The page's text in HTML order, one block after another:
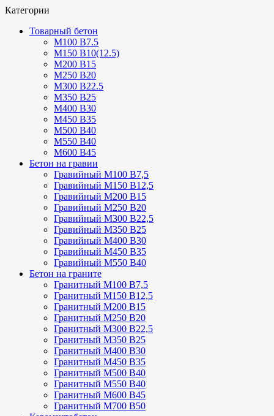
Категории
Товарный бетон
М100 В7.5
М150 В10(12.5)
М200 В15
М250 В20
М300 В22.5
М350 В25
М400 В30
М450 В35
М500 В40
М550 В40
М600 В45
Бетон на гравии
Гравийный М100 В7,5
Гравийный М150 В12,5
Гравийный М200 В15
Гравийный М250 В20
Гравийный М300 В22,5
Гравийный М350 В25
Гравийный М400 В30
Гравийный М450 В35
Гравийный М550 В40
Бетон на граните
Гранитный М100 В7,5
Гранитный М150 В12,5
Гранитный М200 В15
Гранитный М250 В20
Гранитный М300 В22,5
Гранитный М350 В25
Гранитный М400 В30
Гранитный М450 В35
Гранитный М500 В40
Гранитный М550 В40
Гранитный М600 В45
Гранитный М700 В50